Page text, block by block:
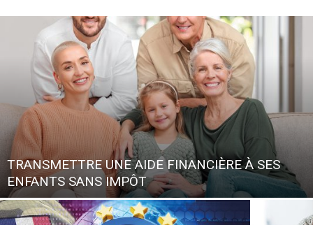
TRANSMETTRE UNE AIDE FINANCIÈRE À SES
ENFANTS SANS IMPÔT